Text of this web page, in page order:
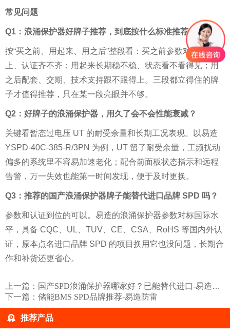
常见问题
Q1：浪涌保护器好牌子推荐，到底按什么标准推荐？
按“买之前、用起来、用之后”整段看：买之前参数对不对得
上、认证齐不齐；用起来长期稳不稳、状态看不看得见；用
之后配套、交期、技术支持跟不跟得上。三段都立得住的牌
子才值得推荐，只在某一段亮眼并不够。
Q2：好牌子的浪涌保护器，用久了会不会性能衰减？
关键看暂态过电压 UT 的耐受余量和长期工况表现。以易造
YSPD-40C-385-R/3PN 为例，UT 留了耐受余量，工频扰动
偏多的系统里不容易加速老化；配合前面板状态指示和远程
告警，万一失效也能第一时间发现，便于及时更换。
Q3：推荐的国产浪涌保护器牌子能替代进口品牌 SPD 吗？
参数和认证到位的可以。易造的浪涌保护器参数对标国际水
平，具备 CQC、UL、TUV、CE、CSA、RoHS 等国内外认
证，原本点名进口品牌 SPD 的项目换用它也没问题，长期合
作和补货还更省心。
上一篇： 国产SPD浪涌保护器哪家好？已能替代进口-易造防雷
下一篇： 储能BMS SPD品牌推荐-易造防雷
推荐产品